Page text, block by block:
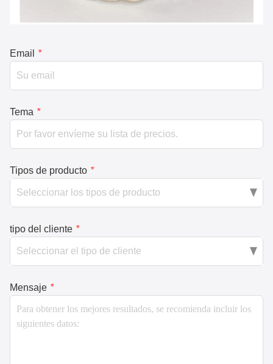
Email *
Tema *
Tipos de producto *
tipo del cliente *
Mensaje *